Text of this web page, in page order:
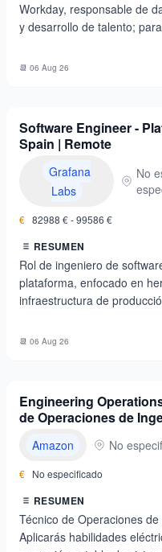
Workday, responsable de
y desarrollo de talento;
📆 06 Aug 26
Software Engineer -
Spain | Remote
Grafana
Labs
No
€ 82988 € -99586 €
RESUMEN
Rol de ingeniero de
plataforma, enfocado en
infraestructura de
📆 06 Aug 26
Engineering
de Operaciones de
Amazon.jobs
Amazon No
€ No especificado
RESUMEN
Técnico de Operaciones
Aplicarás habilidades